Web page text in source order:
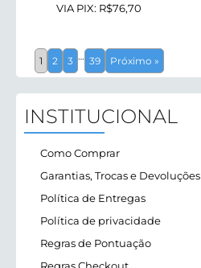
VIA PIX: R$76,70
1 2 3 … 39 Próximo »
INSTITUCIONAL
Como Comprar
Garantias, Trocas e Devoluções
Política de Entregas
Política de privacidade
Regras de Pontuação